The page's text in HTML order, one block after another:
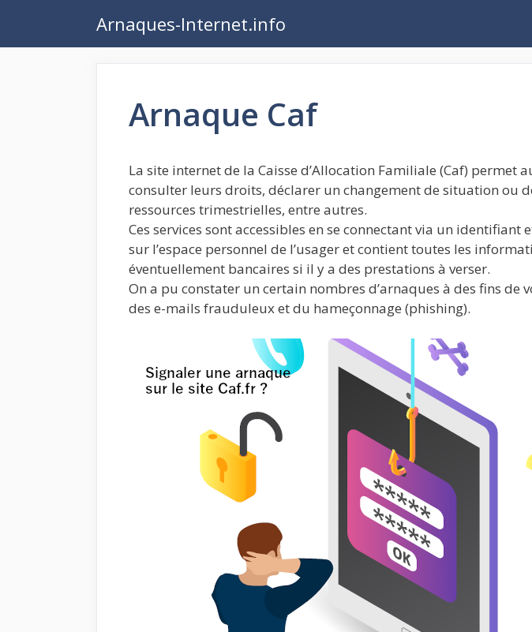
contenu
Arnaques-Internet.info
Arnaque Caf
La site internet de la Caisse d’Allocation Familiale (Caf) permet
consulter leurs droits, déclarer un changement de situation ou
ressources trimestrielles, entre autres.
Ces services sont accessibles en se connectant via un identifiant
sur l’espace personnel de l’usager et contient toutes les
éventuellement bancaires si il y a des prestations à verser.
On a pu constater un certain nombres d’arnaques à des fins de
des e-mails frauduleux et du hameçonnage (phishing).